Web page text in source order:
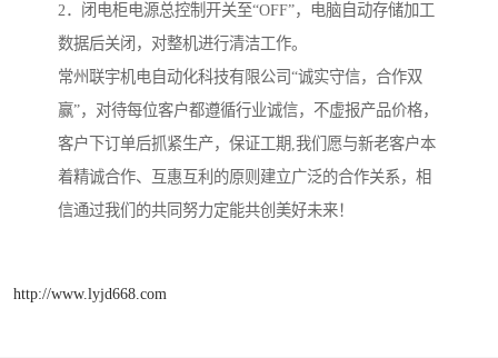
2．闭电柜电源总控制开关至“OFF”，电脑自动存储加工
数据后关闭，对整机进行清洁工作。
常州联宇机电自动化科技有限公司“诚实守信，合作双
赢”，对待每位客户都遵循行业诚信，不虚报产品价格，
客户下订单后抓紧生产，保证工期,我们愿与新老客户本
着精诚合作、互惠互利的原则建立广泛的合作关系，相
信通过我们的共同努力定能共创美好未来！
http://www.lyjd668.com